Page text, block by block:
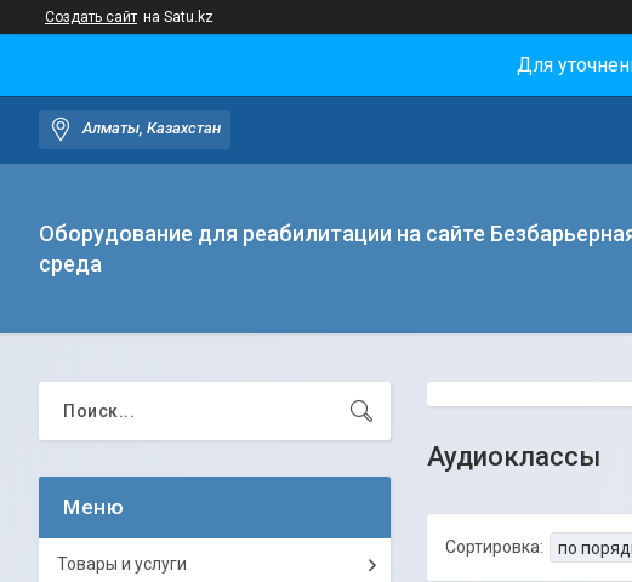
Создать сайт на Satu.kz
Для
Алматы, Казахстан
Оборудование для реабилитации на сайте
среда
Аудиоклассы
Товары и услуги